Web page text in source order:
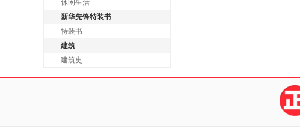
休闲生活
新华先锋特装书
特装书
建筑
建筑史